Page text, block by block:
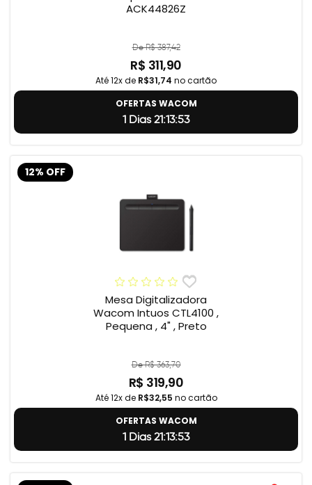
ACK44826Z
De R$ 387,42
R$ 311,90
Até 12x de R$31,74 no cartão
OFERTAS WACOM
1 Dias 21:13:52
12% OFF
Mesa Digitalizadora
Wacom Intuos CTL4100 ,
Pequena , 4" , Preto
De R$ 363,70
R$ 319,90
Até 12x de R$32,55 no cartão
OFERTAS WACOM
1 Dias 21:13:52